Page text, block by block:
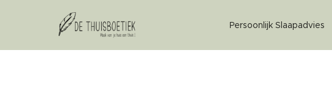
Persoonlijk Slaapadvies